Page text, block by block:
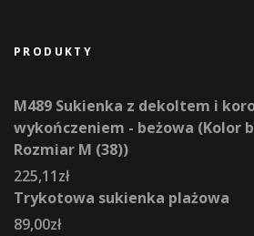
PRODUKTY
M489 Sukienka z dekoltem i
wykończeniem - beżowa (Kolor
Rozmiar M (38))
225,11zł
Trykotowa sukienka plażowa
89,00zł